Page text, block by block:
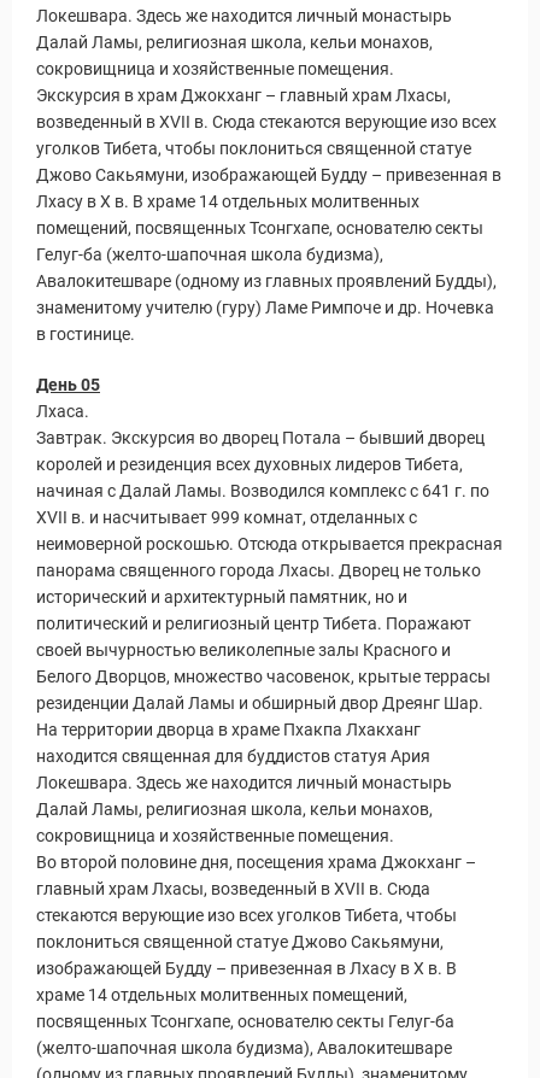
Туры
Локешвара. Здесь же находится личный монастырь
Далай Ламы, религиозная школа, кельи монахов,
сокровищница и хозяйственные помещения.
Экскурсия в храм Джокханг – главный храм Лхасы,
возведенный в XVII в. Сюда стекаются верующие изо всех
уголков Тибета, чтобы поклониться священной статуе
Джово Сакьямуни, изображающей Будду – привезенная в
Лхасу в X в. В храме 14 отдельных молитвенных
помещений, посвященных Тсонгхапе, основателю секты
Гелуг-ба (желто-шапочная школа будизма),
Авалокитешваре (одному из главных проявлений Будды),
знаменитому учителю (гуру) Ламе Римпоче и др. Ночевка
в гостинице.
День 05
Лхаса.
Завтрак. Экскурсия во дворец Потала – бывший дворец
королей и резиденция всех духовных лидеров Тибета,
начиная с Далай Ламы. Возводился комплекс с 641 г. по
XVII в. и насчитывает 999 комнат, отделанных с
неимоверной роскошью. Отсюда открывается прекрасная
панорама священного города Лхасы. Дворец не только
исторический и архитектурный памятник, но и
политический и религиозный центр Тибета. Поражают
своей вычурностью великолепные залы Красного и
Белого Дворцов, множество часовенок, крытые террасы
резиденции Далай Ламы и обширный двор Дреянг Шар.
На территории дворца в храме Пхакпа Лхакханг
находится священная для буддистов статуя Ария
Локешвара. Здесь же находится личный монастырь
Далай Ламы, религиозная школа, кельи монахов,
сокровищница и хозяйственные помещения.
Во второй половине дня, посещения храма Джокханг –
главный храм Лхасы, возведенный в XVII в. Сюда
стекаются верующие изо всех уголков Тибета, чтобы
поклониться священной статуе Джово Сакьямуни,
изображающей Будду – привезенная в Лхасу в X в. В
храме 14 отдельных молитвенных помещений,
посвященных Тсонгхапе, основателю секты Гелуг-ба
(желто-шапочная школа будизма), Авалокитешваре